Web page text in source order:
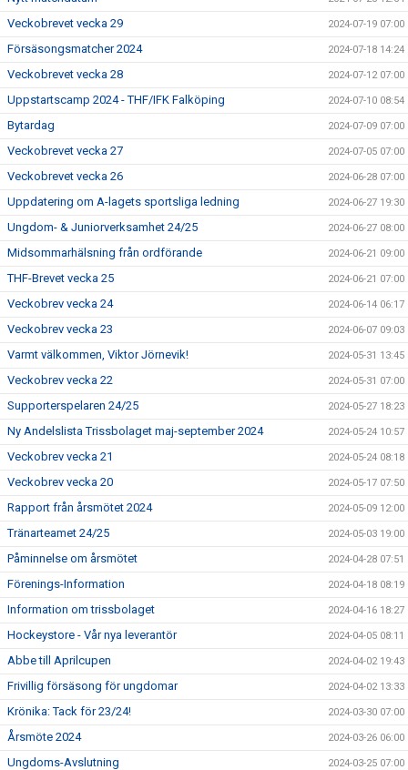
Veckobrevet vecka 29 2024-07-19 07:00
Försäsongsmatcher 2024 2024-07-18 14:24
Veckobrevet vecka 28 2024-07-12 07:00
Uppstartscamp 2024 - THF/IFK Falköping 2024-07-10 08:54
Bytardag 2024-07-09 07:00
Veckobrevet vecka 27 2024-07-05 07:00
Veckobrevet vecka 26 2024-06-28 07:00
Uppdatering om A-lagets sportsliga ledning 2024-06-27 19:30
Ungdom- & Juniorverksamhet 24/25 2024-06-27 08:00
Midsommarhälsning från ordförande 2024-06-21 09:00
THF-Brevet vecka 25 2024-06-21 07:00
Veckobrev vecka 24 2024-06-14 06:17
Veckobrev vecka 23 2024-06-07 09:03
Varmt välkommen, Viktor Jörnevik! 2024-05-31 13:45
Veckobrev vecka 22 2024-05-31 07:00
Supporterspelaren 24/25 2024-05-27 18:23
Ny Andelslista Trissbolaget maj-september 2024 2024-05-24 10:57
Veckobrev vecka 21 2024-05-24 08:18
Veckobrev vecka 20 2024-05-17 07:50
Rapport från årsmötet 2024 2024-05-09 12:00
Tränarteamet 24/25 2024-05-03 19:00
Påminnelse om årsmötet 2024-04-28 07:51
Förenings-Information 2024-04-18 08:19
Information om trissbolaget 2024-04-16 18:27
Hockeystore - Vår nya leverantör 2024-04-05 08:11
Abbe till Aprilcupen 2024-04-02 19:43
Frivillig försäsong för ungdomar 2024-04-02 13:33
Krönika: Tack för 23/24! 2024-03-30 07:00
Årsmöte 2024 2024-03-26 06:00
Ungdoms-Avslutning 2024-03-25 07:00